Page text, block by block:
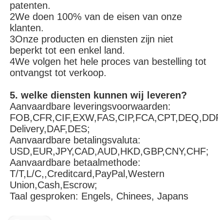
patenten.
2We doen 100% van de eisen van onze
klanten.
3Onze producten en diensten zijn niet
beperkt tot een enkel land.
4We volgen het hele proces van bestelling tot
ontvangst tot verkoop.
5. welke diensten kunnen wij leveren?
Aanvaardbare leveringsvoorwaarden:
Delivery,DAF,DES;
Aanvaardbare betalingsvaluta:
USD,EUR,JPY,CAD,AUD,HKD,GBP,CNY,CHF;
Aanvaardbare betaalmethode:
T/T,L/C,,Creditcard,PayPal,Western
Union,Cash,Escrow;
Taal gesproken: Engels, Chinees, Japans